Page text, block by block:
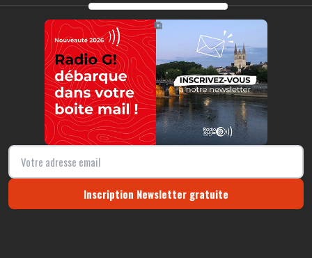
https://radio-g.fr?11053
⧉
Inscription Newsletter gratuite